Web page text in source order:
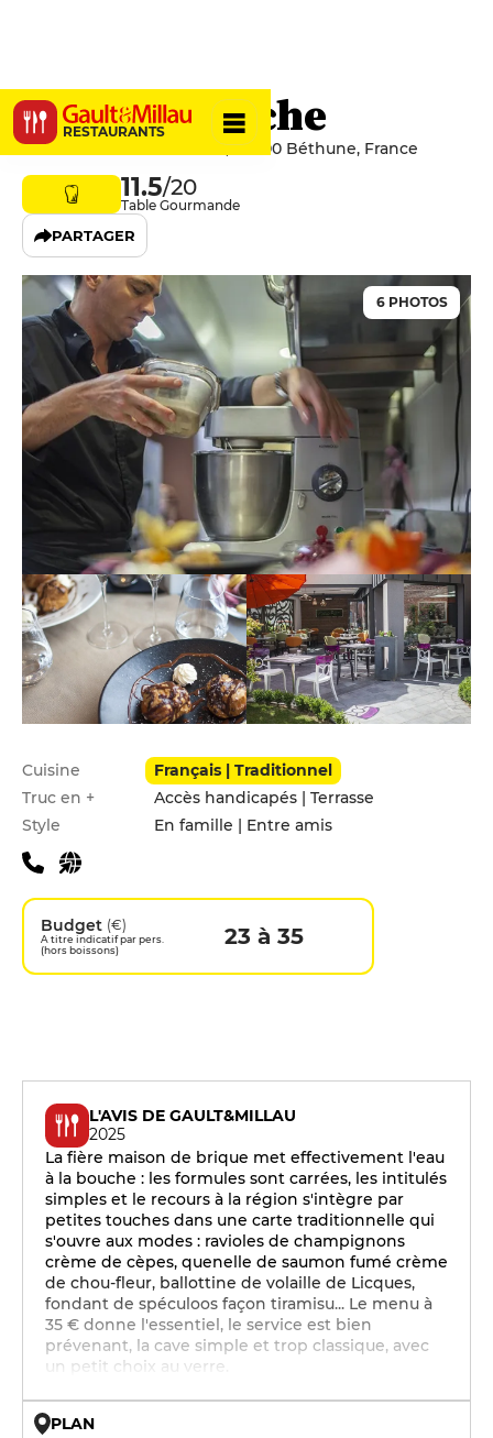
RESTAURANTS
L'O à la bouche
7 Rue du Docteur Dhenin, 62400 Béthune, France
11.5/20
Table Gourmande
PARTAGER
6 PHOTOS
Infos pratiques
Cuisine
Français | Traditionnel
Truc en +
Accès handicapés | Terrasse
Style
En famille | Entre amis
Budget (€)
A titre indicatif par pers.
(hors boissons)
23 à 35
L'AVIS DE GAULT&MILLAU
2025
La fière maison de brique met effectivement l'eau
à la bouche : les formules sont carrées, les intitulés
simples et le recours à la région s'intègre par
petites touches dans une carte traditionnelle qui
s'ouvre aux modes : ravioles de champignons
crème de cèpes, quenelle de saumon fumé crème
de chou-fleur, ballottine de volaille de Licques,
fondant de spéculoos façon tiramisu... Le menu à
35 € donne l'essentiel, le service est bien
prévenant, la cave simple et trop classique, avec
un petit choix au verre.
PLAN